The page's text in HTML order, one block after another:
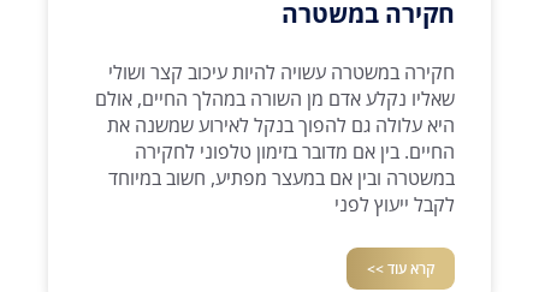
חקירה במשטרה
חקירה במשטרה עשויה להיות עיכוב קצר ושולי
שאליו נקלע אדם מן השורה במהלך החיים, אולם
היא עלולה גם להפוך בנקל לאירוע שמשנה את
החיים. בין אם מדובר בזימון טלפוני לחקירה
במשטרה ובין אם במעצר מפתיע, חשוב במיוחד
לקבל ייעוץ לפני
קרא עוד >>